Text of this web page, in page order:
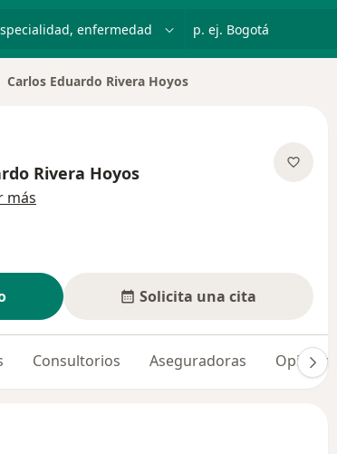
p. ej. Bogotá
de ciudad
Carlos Eduardo Rivera Hoyos
Rivera Hoyos
más
Solicita una cita
Consultorios Aseguradoras Opiniones